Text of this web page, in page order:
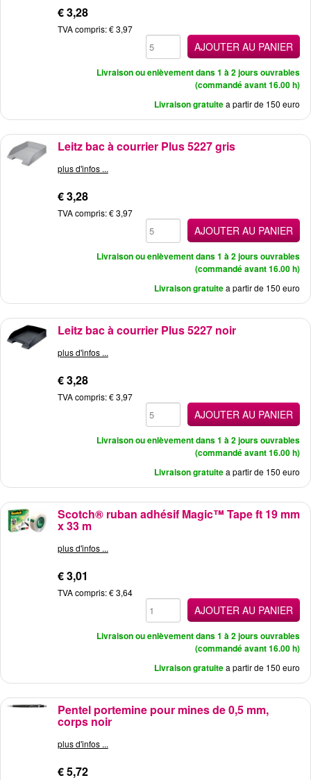
€ 3,28
TVA compris: € 3,97
AJOUTER AU PANIER
Livraison ou enlèvement dans 1 à 2 jours ouvrables
(commandé avant 16.00 h)
Livraison gratuitea partir de 150 euro
Leitz bac à courrier Plus 5227 gris
plus d'infos ...
€ 3,28
TVA compris: € 3,97
AJOUTER AU PANIER
Livraison ou enlèvement dans 1 à 2 jours ouvrables
(commandé avant 16.00 h)
Livraison gratuitea partir de 150 euro
Leitz bac à courrier Plus 5227 noir
plus d'infos ...
€ 3,28
TVA compris: € 3,97
AJOUTER AU PANIER
Livraison ou enlèvement dans 1 à 2 jours ouvrables
(commandé avant 16.00 h)
Livraison gratuitea partir de 150 euro
Scotch® ruban adhésif Magic™ Tape ft 19 mm
x 33 m
plus d'infos ...
€ 3,01
TVA compris: € 3,64
AJOUTER AU PANIER
Livraison ou enlèvement dans 1 à 2 jours ouvrables
(commandé avant 16.00 h)
Livraison gratuitea partir de 150 euro
Pentel portemine pour mines de 0,5 mm,
corps noir
plus d'infos ...
€ 5,72